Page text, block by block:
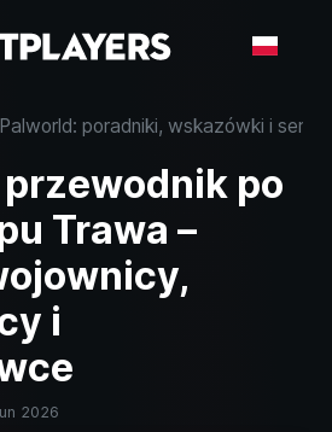
Palworld: poradniki, wskazówki i
po
Trawa –
i
2026